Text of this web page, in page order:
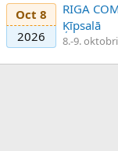
Oct 8
2026
RIGA
Ķīpsalā
8.-9.